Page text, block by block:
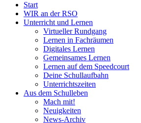
Start
WIR an der RSO
Unterricht und Lernen
Virtueller Rundgang
Lernen in Fachräumen
Digitales Lernen
Gemeinsames Lernen
Lernen auf dem Speedcourt
Deine Schullaufbahn
Unterrichtszeiten
Aus dem Schulleben
Mach mit!
Neuigkeiten
News-Archiv